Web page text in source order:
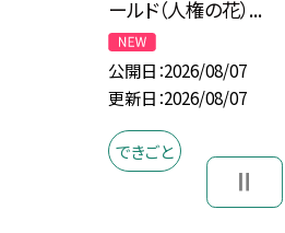
ールド（人権の花）...
公開日 2026/08/07
更新日 2026/08/07
できごと